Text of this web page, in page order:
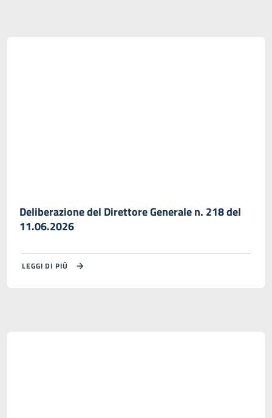
Deliberazione del Direttore Generale n. 218 del
11.06.2026
LEGGI DI PIÙ